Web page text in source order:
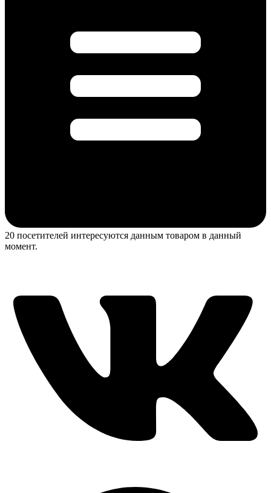
20 посетителей интересуются данным товаром в данный
момент.